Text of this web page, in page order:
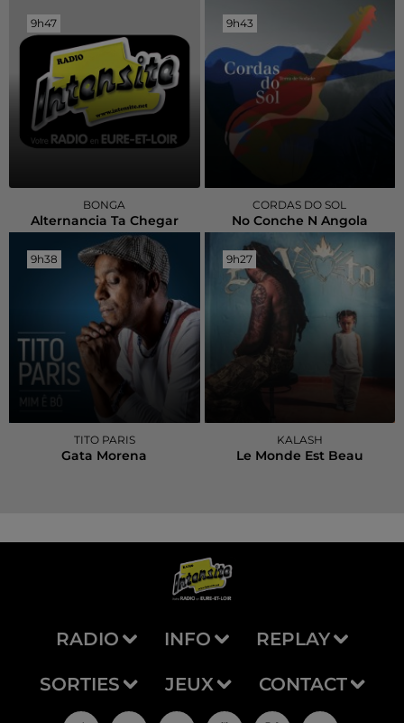
9h47
9h47
BONGA
Alternancia Ta Chegar
9h43
9h43
CORDAS DO SOL
No Conche N Angola
9h38
9h38
TITO PARIS
Gata Morena
9h27
9h27
KALASH
Le Monde Est Beau
RADIO INFO REPLAY
SORTIES JEUX CONTACT